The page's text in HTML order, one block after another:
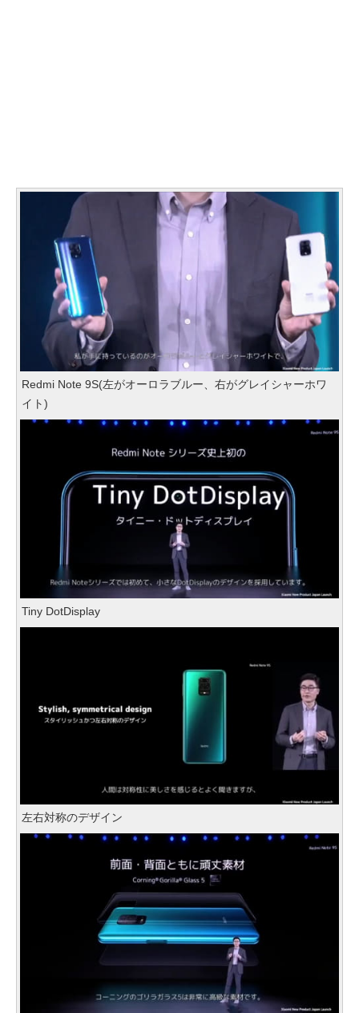
Redmi Note 9S(左がオーロラブルー、右がグレイシャーホワ
イト)
Tiny DotDisplay
左右対称のデザイン